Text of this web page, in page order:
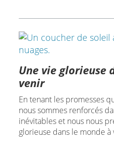
Une vie glorieuse
venir
En tenant les promesses
nous sommes renforcés
inévitables et nous nous
glorieuse dans le monde à